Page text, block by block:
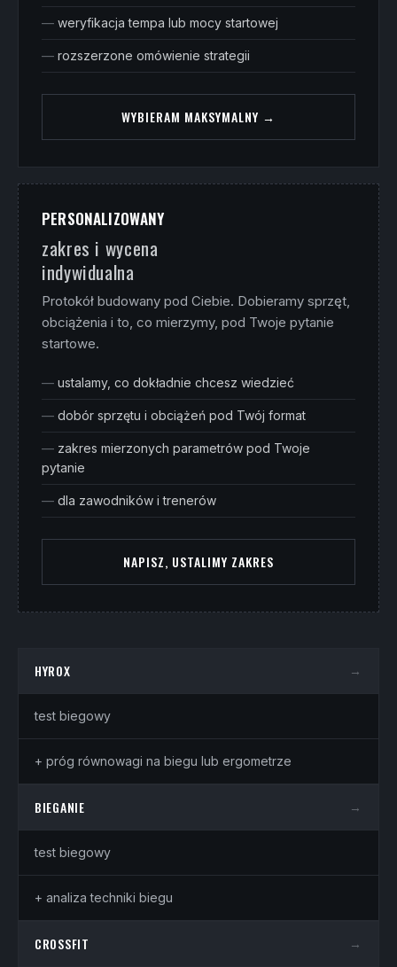
weryfikacja tempa lub mocy startowej
rozszerzone omówienie strategii
WYBIERAM MAKSYMALNY →
PERSONALIZOWANY
zakres i wycena
indywidualna
Protokół budowany pod Ciebie. Dobieramy sprzęt,
obciążenia i to, co mierzymy, pod Twoje pytanie
startowe.
ustalamy, co dokładnie chcesz wiedzieć
dobór sprzętu i obciążeń pod Twój format
zakres mierzonych parametrów pod Twoje
pytanie
dla zawodników i trenerów
NAPISZ, USTALIMY ZAKRES
HYROX →
test biegowy
+ próg równowagi na biegu lub ergometrze
BIEGANIE →
test biegowy
+ analiza techniki biegu
CROSSFIT →